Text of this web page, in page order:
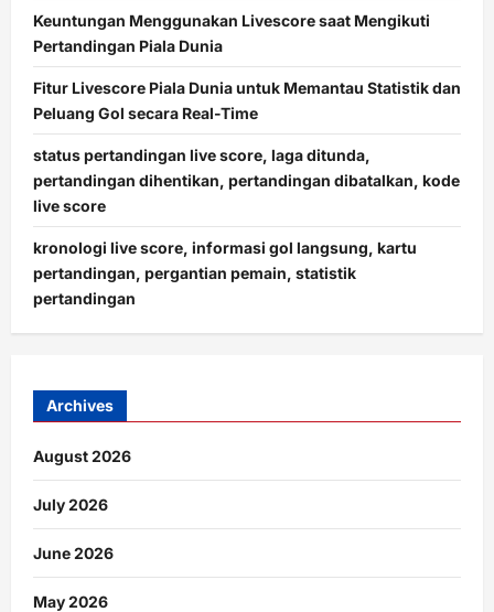
Keuntungan Menggunakan Livescore saat Mengikuti
Pertandingan Piala Dunia
Fitur Livescore Piala Dunia untuk Memantau Statistik dan
Peluang Gol secara Real-Time
status pertandingan live score, laga ditunda,
pertandingan dihentikan, pertandingan dibatalkan, kode
live score
kronologi live score, informasi gol langsung, kartu
pertandingan, pergantian pemain, statistik
pertandingan
Archives
August 2026
July 2026
June 2026
May 2026